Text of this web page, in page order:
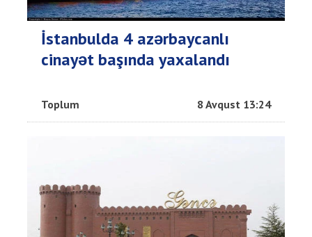
İstanbulda 4 azərbaycanlı
cinayət başında yaxalandı
Toplum 8 Avqust 13:24